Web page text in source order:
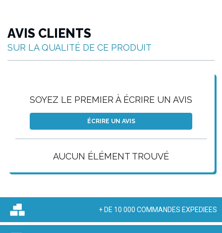
AVIS CLIENTS
SUR LA QUALITÉ DE CE PRODUIT
SOYEZ LE PREMIER À ÉCRIRE UN AVIS
ÉCRIRE UN AVIS
AUCUN ÉLÉMENT TROUVÉ
+ DE 10 000 COMMANDES EXPEDIEES